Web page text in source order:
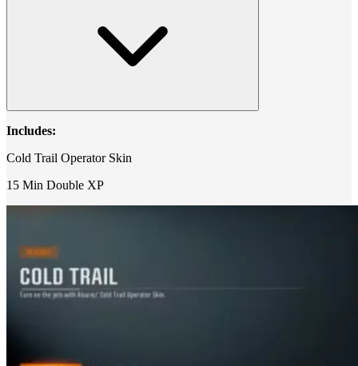
Includes:
Cold Trail Operator Skin
15 Min Double XP